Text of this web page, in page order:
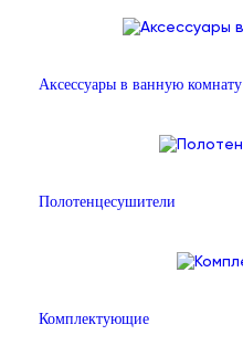
Аксессуары в ванную комнату
Полотенцесушители
Комплектующие